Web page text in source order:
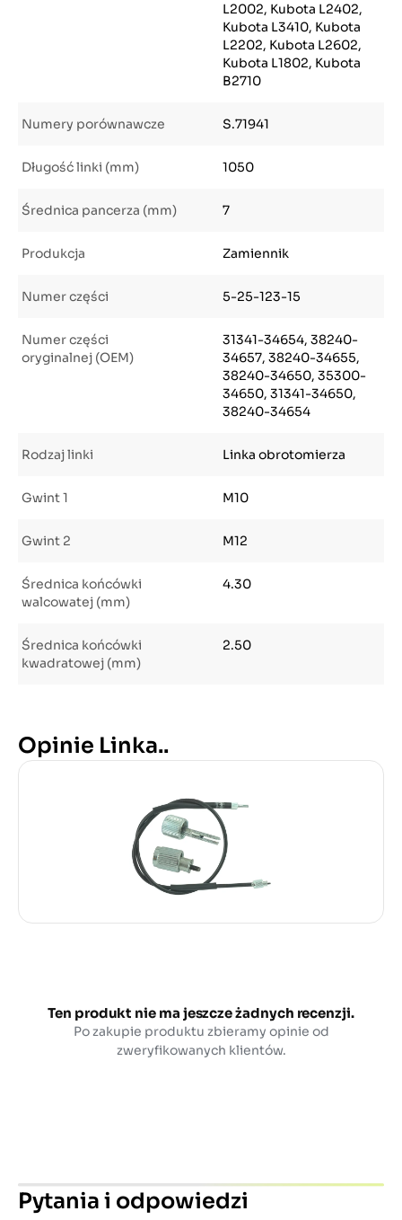
L2002, Kubota L2402,
Kubota L3410, Kubota
L2202, Kubota L2602,
Kubota L1802, Kubota
B2710
Numery porównawcze S.71941
Długość linki (mm) 1050
Średnica pancerza (mm) 7
Produkcja Zamiennik
Numer części 5-25-123-15
Numer części
oryginalnej (OEM)
31341-34654, 38240-
34657, 38240-34655,
38240-34650, 35300-
34650, 31341-34650,
38240-34654
Rodzaj linki Linka obrotomierza
Gwint 1 M10
Gwint 2 M12
Średnica końcówki
walcowatej (mm)
4.30
Średnica końcówki
kwadratowej (mm)
2.50
Opinie Linka..
Ten produkt nie ma jeszcze żadnych recenzji.
Po zakupie produktu zbieramy opinie od
zweryfikowanych klientów.
Pytania i odpowiedzi